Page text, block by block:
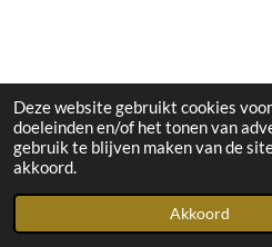
Deze website gebruikt cookies
doeleinden en/of het tonen van
gebruik te blijven maken van de
akkoord.
Akkoord
© 2023 - 2026 WW Midwest